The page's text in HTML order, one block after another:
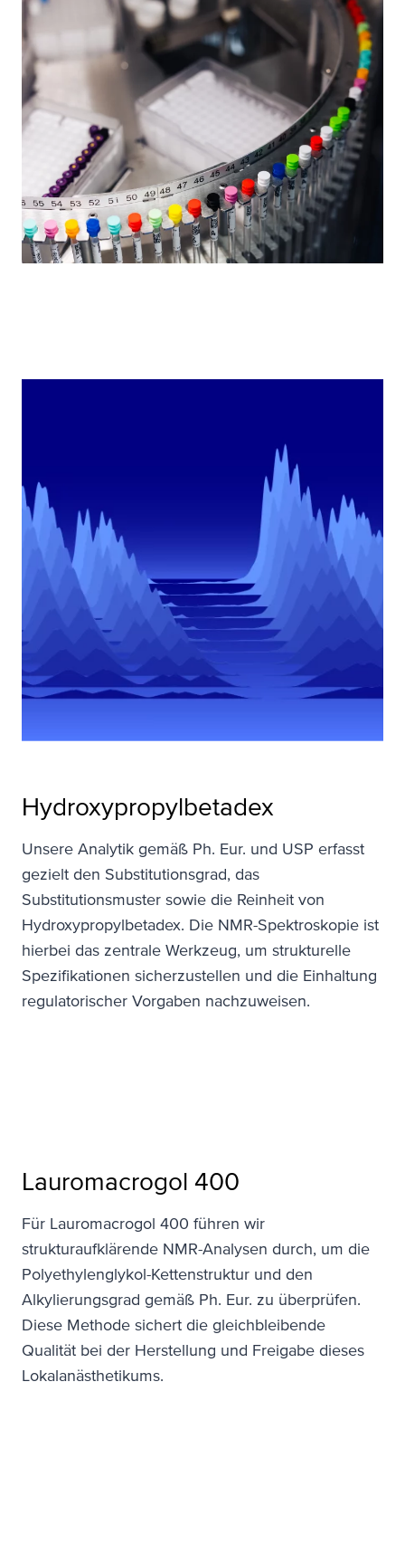
Hydroxypropyl­betadex
Unsere Analytik gemäß Ph. Eur. und USP erfasst
gezielt den Substitutionsgrad, das
Substitutionsmuster sowie die Reinheit von
Hydroxypropylbetadex. Die NMR-Spektroskopie ist
hierbei das zentrale Werkzeug, um strukturelle
Spezifikationen sicherzustellen und die Einhaltung
regulatorischer Vorgaben nachzuweisen.
Lauromacrogol 400
Für Lauromacrogol 400 führen wir
strukturaufklärende NMR-Analysen durch, um die
Polyethylenglykol-Kettenstruktur und den
Alkylierungsgrad gemäß Ph. Eur. zu überprüfen.
Diese Methode sichert die gleichbleibende
Qualität bei der Herstellung und Freigabe dieses
Lokalanästhetikums.